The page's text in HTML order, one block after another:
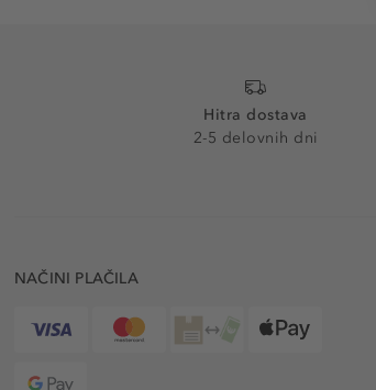
Hitra dostava
2-5 delovnih dni
NAČINI PLAČILA